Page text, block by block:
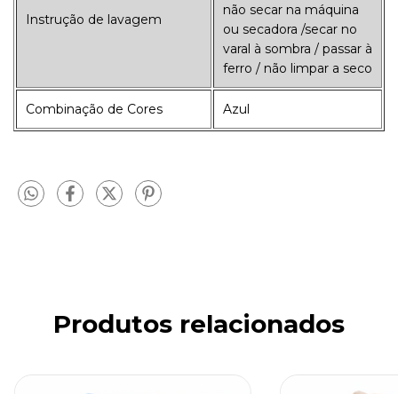
Instrução de lavagem
não secar na máquina
ou secadora /secar no
varal à sombra / passar à
ferro / não limpar a seco
Combinação de Cores Azul
Produtos relacionados